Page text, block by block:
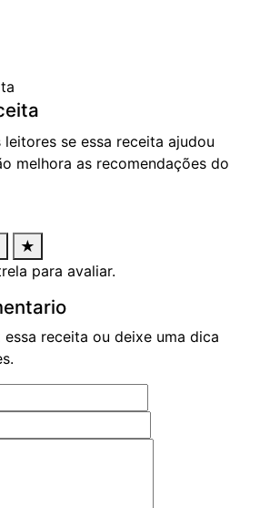
se essa receita ajudou
melhora as recomendações do
★
para avaliar.
receita ou deixe uma dica